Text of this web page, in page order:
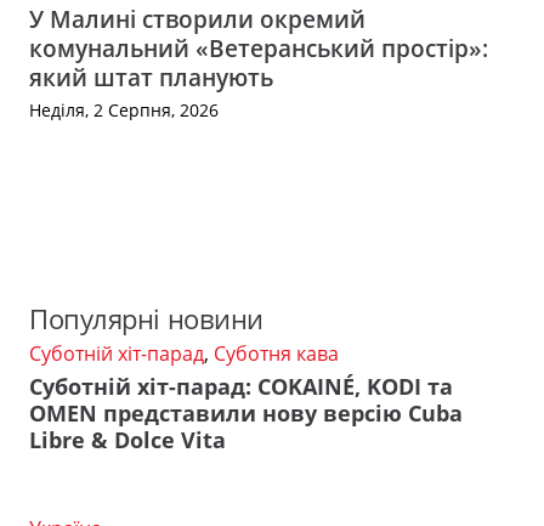
У Малині створили окремий
комунальний «Ветеранський простір»:
який штат планують
Неділя, 2 Серпня, 2026
Популярні новини
Суботній хіт-парад, Суботня кава
Суботній хіт-парад: COKAINÉ, KODI та
OMEN представили нову версію Cuba
Libre & Dolce Vita